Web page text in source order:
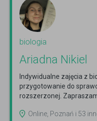
biologia
Ariadna Nikiel
Indywidualne zajęcia z
przygotowanie do
rozszerzonej.
Online, Poznań i 53